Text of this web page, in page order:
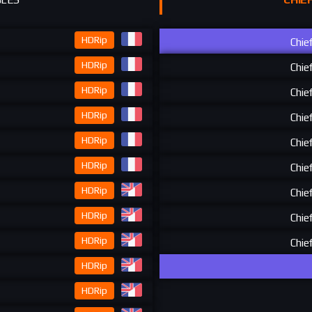
HDRip
HDRip
HDRip
HDRip
HDRip
HDRip
HDRip
HDRip
HDRip
HDRip
HDRip